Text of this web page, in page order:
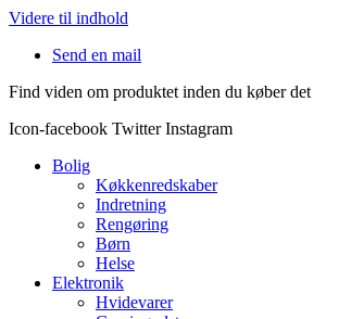
Videre til indhold
Send en mail
Find viden om produktet inden du køber det
Icon-facebook Twitter Instagram
Bolig
Køkkenredskaber
Indretning
Rengøring
Børn
Helse
Elektronik
Hvidevarer